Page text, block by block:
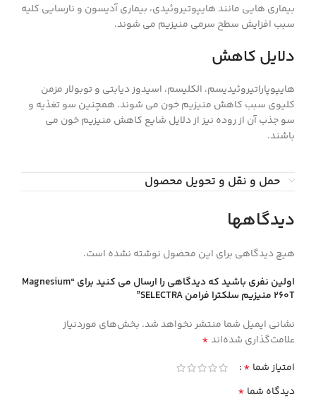
بیماری هایی مانند هایپوتیروئیدی، بیماری آدیسون و نارسایی کلیه
سبب افزایش سطح سرمی منیزیم می شوند.
دلایل کاهش
هایپوپاراتیروئیدیسم، الکلیسم، اسیدوز دیابتی و توبولار مزمن
کلیوی سبب کاهش منیزیم خون می شوند. همچنین سو تغذیه و
سو جذب آن از روده نیز از دلایل شایع کاهش منیزیم خون می
باشند.
حمل و نقل و تحویل محصول
دیدگاهها
هیچ دیدگاهی برای این محصول نوشته نشده است.
اولین نفری باشید که دیدگاهی را ارسال می کنید برای “Magnesium
260T منيزيم سلكترا فرامن SELECTRA”
نشانی ایمیل شما منتشر نخواهد شد. بخش‌های موردنیاز
علامت‌گذاری شده‌اند*
امتیاز شما *
دیدگاه شما *